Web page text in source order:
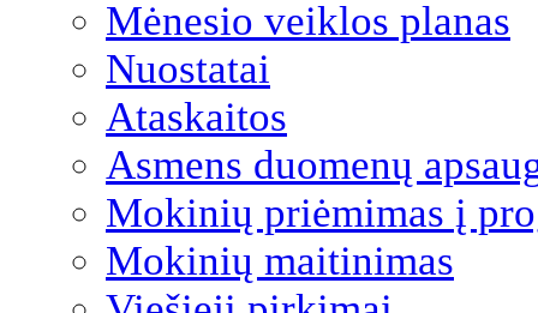
Mėnesio veiklos planas
Nuostatai
Ataskaitos
Asmens duomenų
Mokinių priėmimas į
Mokinių maitinimas